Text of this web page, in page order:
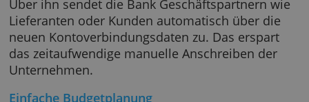
Bequemer Kontowechsel
Um ihren Kunden den Wechsel hin zum
Konto so einfach wie möglich zu machen,
die Commerzbank einen Umzugsservice an.
Über ihn sendet die Bank Geschäftspartnern